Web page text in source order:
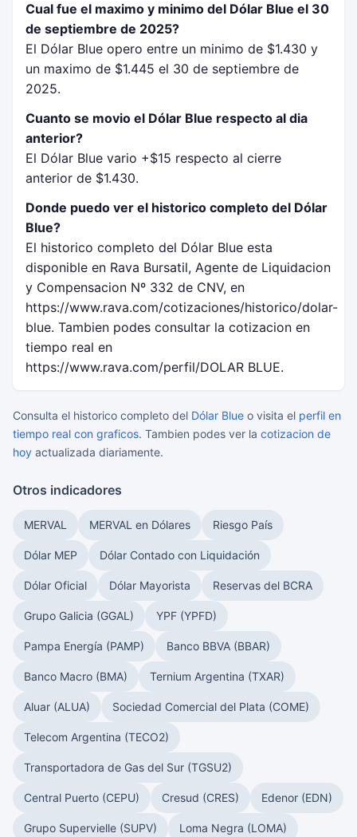
Cual fue el maximo y minimo del Dólar Blue el 30
de septiembre de 2025?
El Dólar Blue opero entre un minimo de $1.430 y
un maximo de $1.445 el 30 de septiembre de
2025.
Cuanto se movio el Dólar Blue respecto al dia
anterior?
El Dólar Blue vario +$15 respecto al cierre
anterior de $1.430.
Donde puedo ver el historico completo del Dólar
Blue?
El historico completo del Dólar Blue esta
disponible en Rava Bursatil, Agente de Liquidacion
y Compensacion Nº 332 de CNV, en
https://www.rava.com/cotizaciones/historico/dolar-
blue. Tambien podes consultar la cotizacion en
tiempo real en
https://www.rava.com/perfil/DOLAR BLUE.
Consulta el historico completo del Dólar Blue o visita el perfil en
tiempo real con graficos. Tambien podes ver la cotizacion de
hoy actualizada diariamente.
Otros indicadores
MERVAL MERVAL en Dólares Riesgo País
Dólar MEP Dólar Contado con Liquidación
Dólar Oficial Dólar Mayorista Reservas del BCRA
Grupo Galicia (GGAL) YPF (YPFD)
Pampa Energía (PAMP) Banco BBVA (BBAR)
Banco Macro (BMA) Ternium Argentina (TXAR)
Aluar (ALUA) Sociedad Comercial del Plata (COME)
Telecom Argentina (TECO2)
Transportadora de Gas del Sur (TGSU2)
Central Puerto (CEPU) Cresud (CRES) Edenor (EDN)
Grupo Supervielle (SUPV) Loma Negra (LOMA)